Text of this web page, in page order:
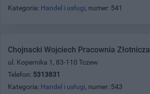
Kategoria: Handel i usługi, numer: 541
Chojnacki Wojciech Pracownia Złotnicza
ul. Kopernika 1, 83-110 Tczew
Telefon: 5313831
Kategoria: Handel i usługi, numer: 543